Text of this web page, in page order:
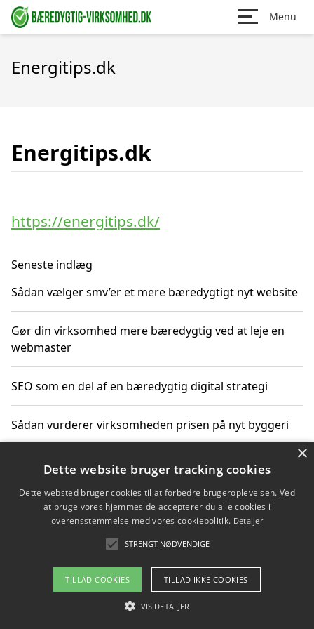
Menu
Energitips.dk
Energitips.dk
https://energitips.dk/
Seneste indlæg
Sådan vælger smv’er et mere bæredygtigt nyt website
Gør din virksomhed mere bæredygtig ved at leje en
webmaster
SEO som en del af en bæredygtig digital strategi
Sådan vurderer virksomheden prisen på nyt byggeri
Sådan får du hjælp til en hjemmeside uden binding
Copyright 2026 - Pilanto Aps
Om / kontakt
Blog Betingelser
×
Dette website bruger tracking cookies
Dette websted bruger cookies til at forbedre brugeroplevelsen. Ved
at bruge vores hjemmeside accepterer du alle cookies i
overensstemmelse med vores cookiepolitik. Detaljer
STRENGT NØDVENDIGE
TILLAD COOKIES TILLAD IKKE COOKIES
VIS DETALJER